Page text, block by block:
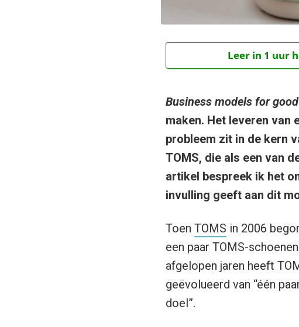
Leer in 1 uur
Business models for good
maken. Het leveren van
probleem zit in de kern
TOMS, die als een van
artikel bespreek ik het
invulling geeft aan dit
Toen TOMS in 2006
een paar TOMS-
afgelopen jaren heeft
geëvolueerd van “één
doel”.